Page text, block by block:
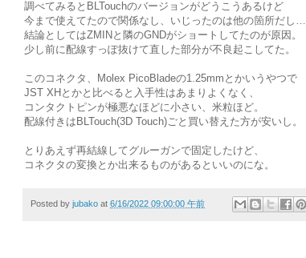
調べてみるとBLTouchのバージョンがどうこうあるけど
今まで使えてたので関係なし、いじったのは他の箇所だし…
結論としてはZMINと隣のGNDがショートしてたのが原因。
少し前に配線すっぽ抜けて直した部分が不良起こしてた。
このコネクタ、Molex PicoBladeの1.25mmとかいうやつで
JST XHとかと比べると入手性はあまりよくなく、
コンタクトピンが極悪なほどに小さい、米粒ほど。
配線付きはBLTouch(3D Touch)ごと買い替えた方が安いし。
とりあえず再結線してグルーガンで固定したけど、
コネクタの変換とか出来るものがあるといいのにな。
Posted by jubako at 6/16/2022 09:00:00 午前